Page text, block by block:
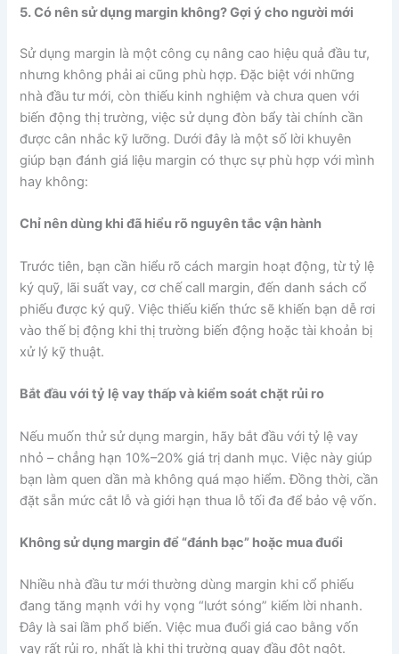
5. Có nên sử dụng margin không? Gợi ý cho người mới
Sử dụng margin là một công cụ nâng cao hiệu quả đầu tư,
nhưng không phải ai cũng phù hợp. Đặc biệt với những
nhà đầu tư mới, còn thiếu kinh nghiệm và chưa quen với
biến động thị trường, việc sử dụng đòn bẩy tài chính cần
được cân nhắc kỹ lưỡng. Dưới đây là một số lời khuyên
giúp bạn đánh giá liệu margin có thực sự phù hợp với mình
hay không:
Chỉ nên dùng khi đã hiểu rõ nguyên tắc vận hành
Trước tiên, bạn cần hiểu rõ cách margin hoạt động, từ tỷ lệ
ký quỹ, lãi suất vay, cơ chế call margin, đến danh sách cổ
phiếu được ký quỹ. Việc thiếu kiến thức sẽ khiến bạn dễ rơi
vào thế bị động khi thị trường biến động hoặc tài khoản bị
xử lý kỹ thuật.
Bắt đầu với tỷ lệ vay thấp và kiểm soát chặt rủi ro
Nếu muốn thử sử dụng margin, hãy bắt đầu với tỷ lệ vay
nhỏ – chẳng hạn 10%–20% giá trị danh mục. Việc này giúp
bạn làm quen dần mà không quá mạo hiểm. Đồng thời, cần
đặt sẵn mức cắt lỗ và giới hạn thua lỗ tối đa để bảo vệ vốn.
Không sử dụng margin để “đánh bạc” hoặc mua đuổi
Nhiều nhà đầu tư mới thường dùng margin khi cổ phiếu
đang tăng mạnh với hy vọng “lướt sóng” kiếm lời nhanh.
Đây là sai lầm phổ biến. Việc mua đuổi giá cao bằng vốn
vay rất rủi ro, nhất là khi thị trường quay đầu đột ngột.